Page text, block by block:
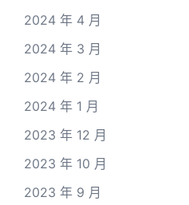
2024 年 4 月
2024 年 3 月
2024 年 2 月
2024 年 1 月
2023 年 12 月
2023 年 10 月
2023 年 9 月